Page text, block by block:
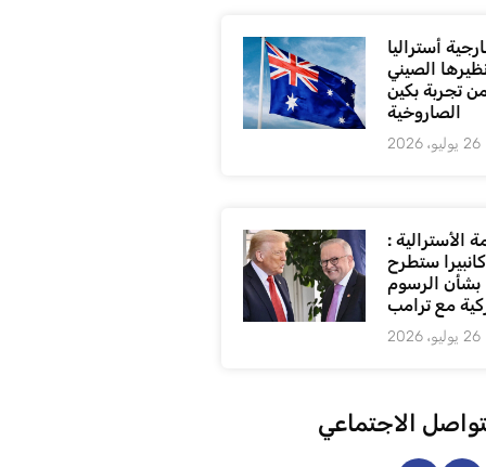
أستراليا
الصيني
تجربة بكين
الصاروخية
26 يوليو، 2026
الأسترالية :
كانبيرا ستطرح
بشأن الرسوم
مع ترامب
26 يوليو، 2026
الاجتماعي